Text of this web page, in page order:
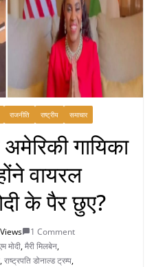
राजनीति राष्ट्रीय समाचार
गायिका
वायरल
के पैर छुए?
1 Comment
मोदी,मैरी मिलबेन,
,राष्ट्रपति डोनाल्ड ट्रम्प,